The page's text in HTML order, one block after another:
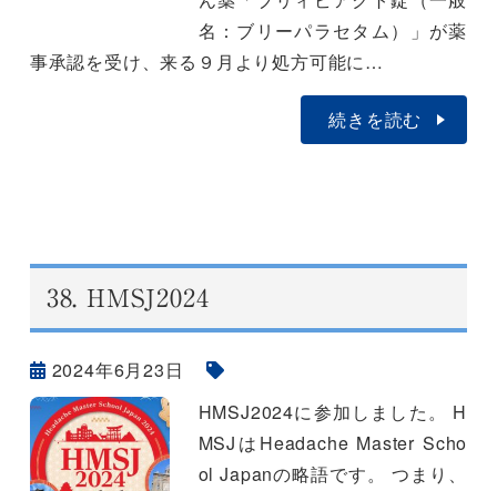
名：ブリーパラセタム）」が薬
事承認を受け、来る９月より処方可能に…
続きを読む
38. HMSJ2024
2024年6月23日
HMSJ2024に参加しました。 H
MSJはHeadache Master Scho
ol Japanの略語です。 つまり、